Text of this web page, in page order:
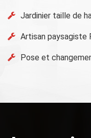
Jardinier taille de
Artisan paysagiste
Pose et